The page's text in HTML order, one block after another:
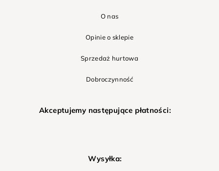
O nas
Opinie o sklepie
Sprzedaż hurtowa
Dobroczynność
Akceptujemy następujące płatności:
Wysyłka: